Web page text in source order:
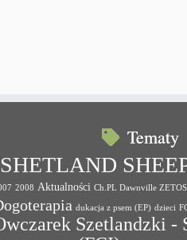
Tematy
2008 Aktualności Ch.PL Dawnville
dukacja z psem (EP) dzieci
Szetlandzki -